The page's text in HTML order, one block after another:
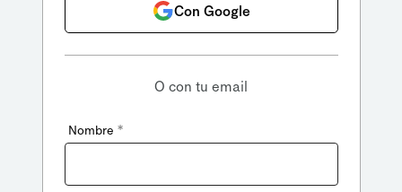
Con Google
O con tu email
Nombre *